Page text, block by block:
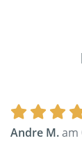
Andre M.am